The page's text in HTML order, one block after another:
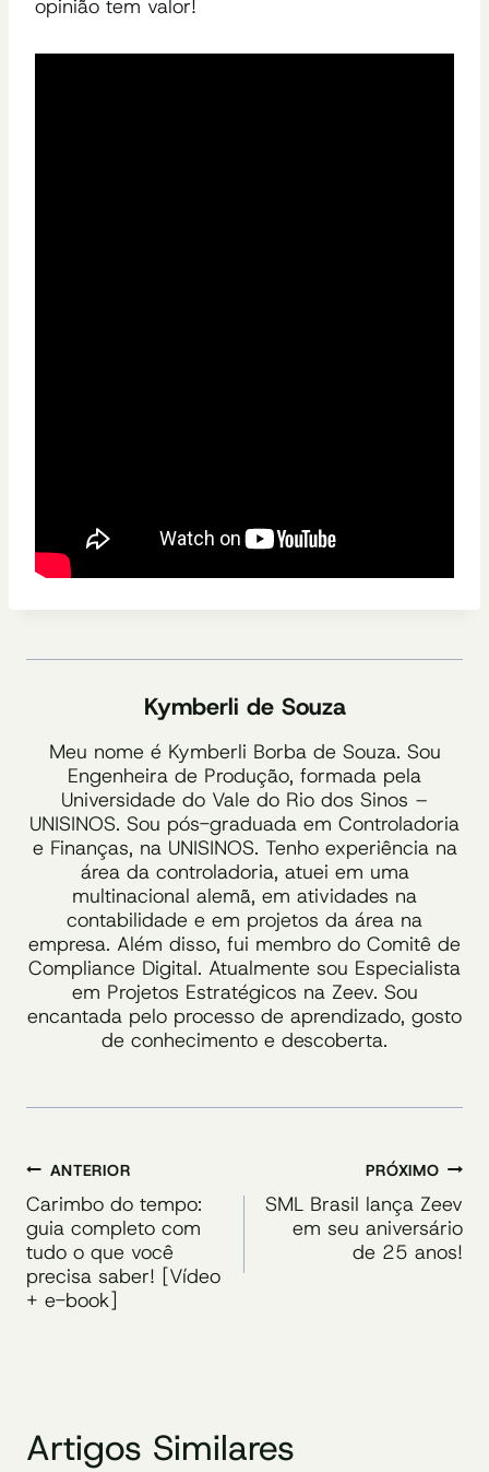
opinião tem valor!
Kymberli de Souza
Meu nome é Kymberli Borba de Souza. Sou
Engenheira de Produção, formada pela
Universidade do Vale do Rio dos Sinos –
UNISINOS. Sou pós-graduada em Controladoria
e Finanças, na UNISINOS. Tenho experiência na
área da controladoria, atuei em uma
multinacional alemã, em atividades na
contabilidade e em projetos da área na
empresa. Além disso, fui membro do Comitê de
Compliance Digital. Atualmente sou Especialista
em Projetos Estratégicos na Zeev. Sou
encantada pelo processo de aprendizado, gosto
de conhecimento e descoberta.
Navegação
de
Post
ANTERIOR
Carimbo do tempo:
guia completo com
tudo o que você
precisa saber! [Vídeo
+ e-book]
PRÓXIMO
SML Brasil lança Zeev
em seu aniversário
de 25 anos!
Artigos Similares